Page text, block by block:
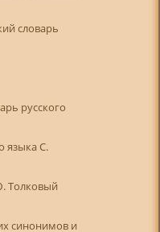
словарь
русского
языка С.
Толковый
синонимов и